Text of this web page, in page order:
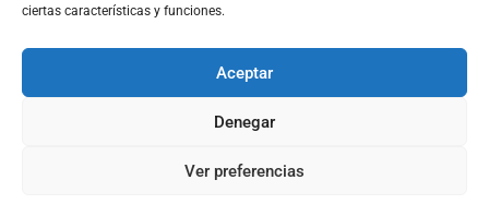
ciertas características y funciones.
Aceptar
Denegar
Ver preferencias
Política de privacidade